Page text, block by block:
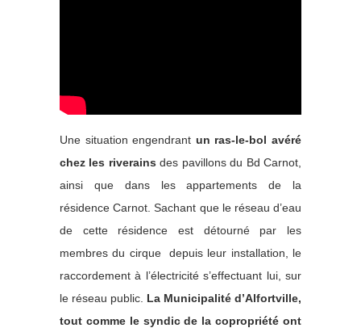
Une situation engendrant un ras-le-bol avéré
chez les riverains des pavillons du Bd Carnot,
ainsi que dans les appartements de la
résidence Carnot. Sachant que le réseau d’eau
de cette résidence est détourné par les
membres du cirque depuis leur installation, le
raccordement à l’électricité s’effectuant lui, sur
le réseau public. La Municipalité d’Alfortville,
tout comme le syndic de la copropriété ont